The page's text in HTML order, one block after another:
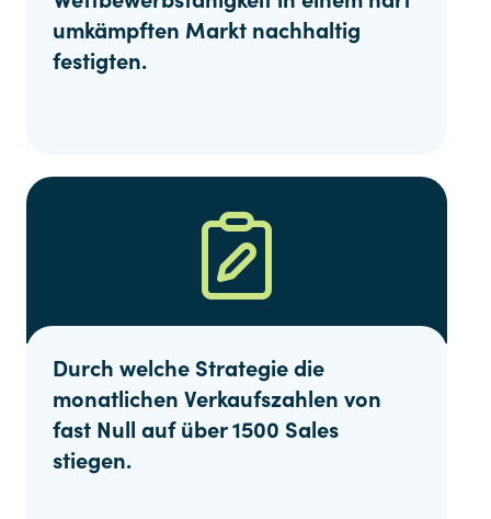
umkämpften Markt nachhaltig
festigten.
Durch welche Strategie die
monatlichen Verkaufszahlen von
fast Null auf über 1500 Sales
stiegen.